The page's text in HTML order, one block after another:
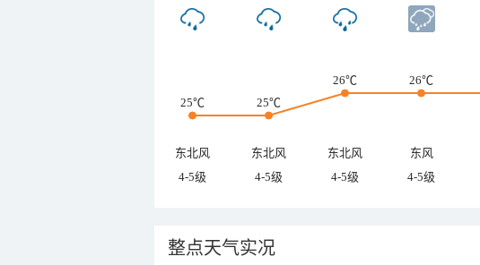
25℃ 25℃
26℃ 26℃
东北风 东北风 东北风 东风
4-5级
4-5级 4-5级 4-5级
整点天气实况